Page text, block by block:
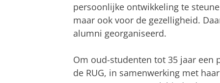
persoonlijke ontwikkeling te
maar ook voor de gezelligheid.
alumni georganiseerd.
Om oud-studenten tot 35 jaar een
de RUG, in samenwerking met